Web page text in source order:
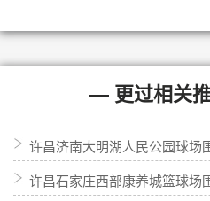
— 更过相关
许昌济南大明湖人民公园球场
许昌石家庄西部康养城篮球场